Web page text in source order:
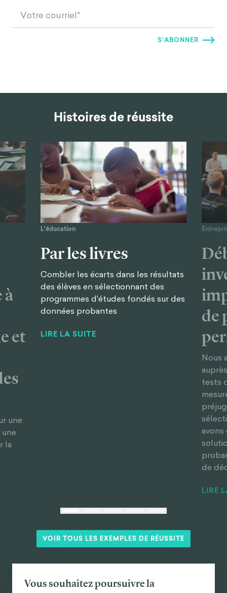
Histoires de réussite
L'éducation
Par les livres
Combler les écarts dans les résultats
des élèves en sélectionnant des
programmes d'études fondés sur des
données probantes
LIRE LA SUITE
de
Nous
tests
avons
de
LIRE
à
et
une
la
VOIR TOUS LES EXEMPLES DE RÉUSSITE
Vous souhaitez poursuivre la